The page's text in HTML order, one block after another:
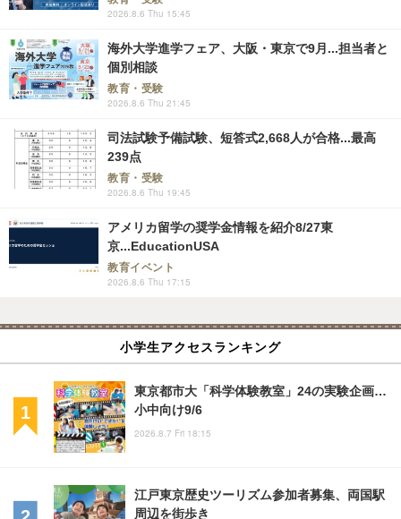
2026.8.6 Thu 15:45
海外大学進学フェア、大阪・東京で9月...担当者と
個別相談
教育・受験
2026.8.6 Thu 21:45
司法試験予備試験、短答式2,668人が合格...最高
239点
教育・受験
2026.8.6 Thu 19:45
アメリカ留学の奨学金情報を紹介8/27東
京...EducationUSA
教育イベント
2026.8.6 Thu 17:15
小学生アクセスランキング
東京都市大「科学体験教室」24の実験企画…
小中向け9/6
2026.8.7 Fri 18:15
江戸東京歴史ツーリズム参加者募集、両国駅
周辺を街歩き